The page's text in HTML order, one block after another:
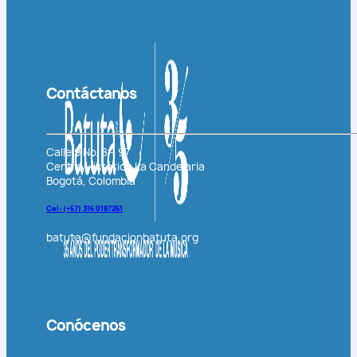
Contáctanos
Calle 9 No. 8 – 97
Centro Histórico La Candelaria
Bogotá, Colombia
Cel: (+57) 316 0187261
batuta@fundacionbatuta.org
Conócenos